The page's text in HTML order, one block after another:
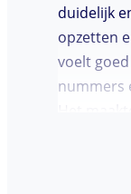
duidelijk
opzetten
voelt
nummers
Het